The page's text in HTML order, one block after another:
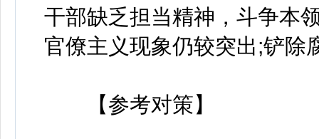
干部缺乏担当精神，斗争本
官僚主义现象仍较突出;铲除
【参考对策】